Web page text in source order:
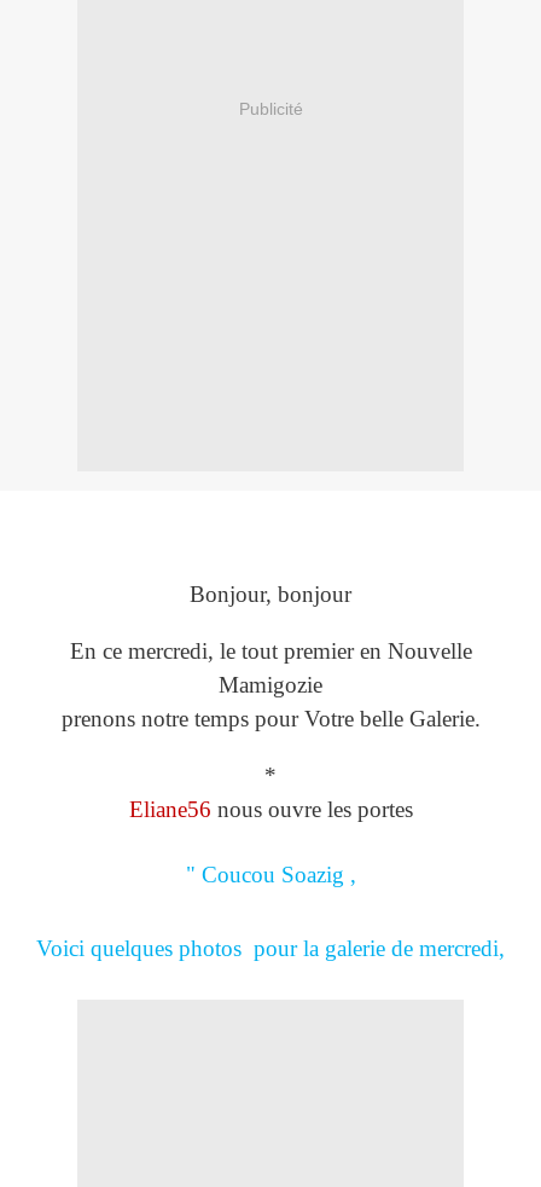
Publicité
Bonjour, bonjour
En ce mercredi, le tout premier en Nouvelle
Mamigozie
prenons notre temps pour Votre belle Galerie.
*
Eliane56 nous ouvre les portes
" Coucou Soazig ,
Voici quelques photos pour la galerie de mercredi,